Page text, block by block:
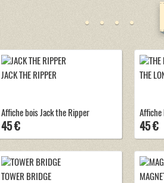
JACK THE RIPPER
Affiche bois Jack the Ripper
45 €
THE
Affiche
45 €
TOWER BRIDGE